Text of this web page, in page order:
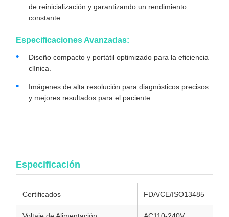
de reinicialización y garantizando un rendimiento
constante.
Especificaciones Avanzadas:
Diseño compacto y portátil optimizado para la eficiencia
clínica.
Imágenes de alta resolución para diagnósticos precisos
y mejores resultados para el paciente.
Especificación
Certificados FDA/CE/ISO13485